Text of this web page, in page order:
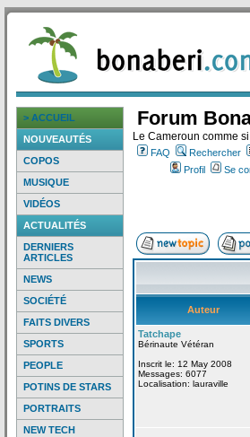
> ACCUEIL
NOUVEAUTÉS
COPOS
MUSIQUE
VIDÉOS
ACTUALITÉS
DERNIERS
ARTICLES
NEWS
SOCIÉTÉ
FAITS DIVERS
SPORTS
PEOPLE
POTINS DE STARS
PORTRAITS
NEW TECH
Forum
Le Cameroun comme
FAQ Rechercher
Profil
Se
Auteur
Tatchape
Bérinaute Vétéran
Inscrit le: 12 May 2008
Messages: 6077
Localisation: lauraville